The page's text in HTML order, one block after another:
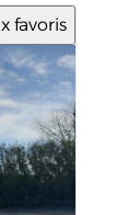
favoris